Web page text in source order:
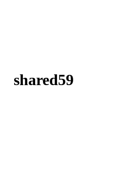
shared59